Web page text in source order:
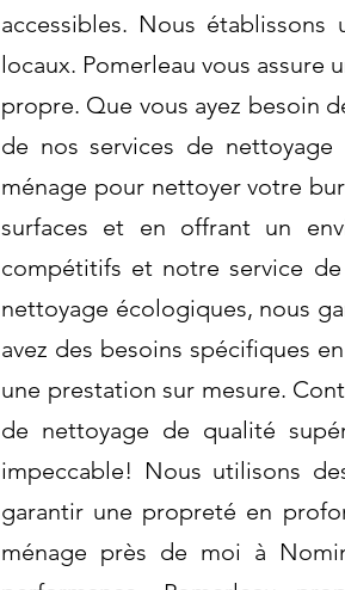
accessibles. Nous
locaux. Pomerleau vous
propre. Que vous ayez besoin
de nos services de
ménage pour nettoyer votre
surfaces et en offrant un
compétitifs et notre service
nettoyage écologiques, nous
avez des besoins spécifiques
une prestation sur mesure.
de nettoyage de qualité
impeccable! Nous utilisons
garantir une propreté en
ménage près de moi à